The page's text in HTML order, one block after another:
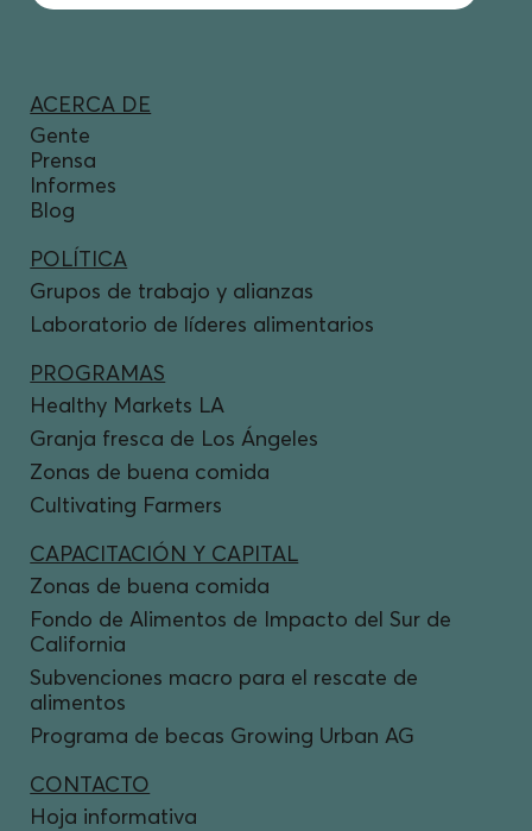
ACERCA DE
Gente
Prensa
Informes
Blog
POLÍTICA
Grupos de trabajo y alianzas
Laboratorio de líderes alimentarios
PROGRAMAS
Healthy Markets LA
Granja fresca de Los Ángeles
Zonas de buena comida
Cultivating Farmers
CAPACITACIÓN Y CAPITAL
Zonas de buena comida
Fondo de Alimentos de Impacto del Sur de
California
Subvenciones macro para el rescate de
alimentos
Programa de becas Growing Urban AG
CONTACTO
Hoja informativa